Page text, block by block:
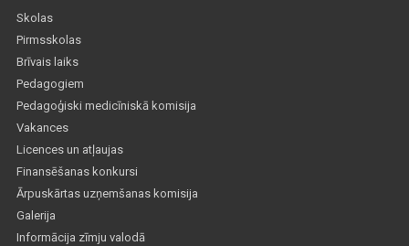
Skolas
Pirmsskolas
Brīvais laiks
Pedagogiem
Pedagoģiski medicīniskā komisija
Vakances
Licences un atļaujas
Finansēšanas konkursi
Ārpuskārtas uzņemšanas komisija
Galerija
Informācija zīmju valodā